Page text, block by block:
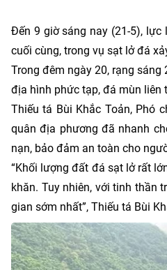
Đến 9 giờ sáng nay (21-5),
cuối cùng, trong vụ sạt lở đá
Trong đêm ngày 20, rạng
địa hình phức tạp, đá mùn liên
Thiếu tá Bùi Khắc Toản, Phó
quân địa phương đã nhanh
nạn, bảo đảm an toàn cho
“Khối lượng đất đá sạt lở rất
khăn. Tuy nhiên, với tinh thần
gian sớm nhất”, Thiếu tá Bùi